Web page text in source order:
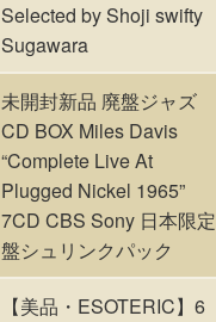
Selected by Shoji swifty
Sugawara
未開封新品 廃盤ジャズ
CD BOX Miles Davis
“Complete Live At
Plugged Nickel 1965”
7CD CBS Sony 日本限定
盤シュリンクパック
【美品・ESOTERIC】6